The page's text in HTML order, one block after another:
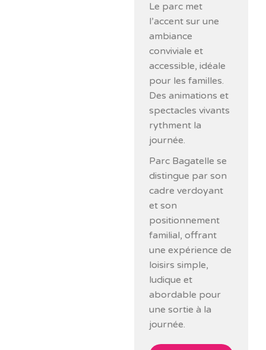
Le parc met
l’accent sur une
ambiance
conviviale et
accessible, idéale
pour les familles.
Des animations et
spectacles vivants
rythment la
journée.
Parc Bagatelle se
distingue par son
cadre verdoyant
et son
positionnement
familial, offrant
une expérience de
loisirs simple,
ludique et
abordable pour
une sortie à la
journée.